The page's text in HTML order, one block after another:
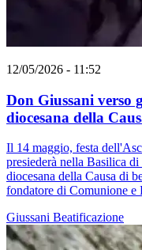
12/05/2026 - 11:52
Don Giussani verso
diocesana della
Il 14 maggio, festa
presiederà nella Basilica
diocesana della Causa di
fondatore di Comunione e
Giussani Beatificazione